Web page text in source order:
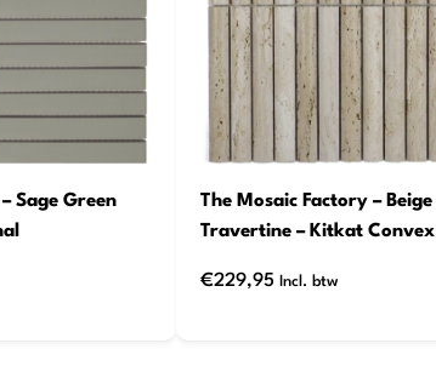
Sage Green
The Mosaic Factory – Beige
Travertine – Kitkat Convex
€229,95 Incl. btw